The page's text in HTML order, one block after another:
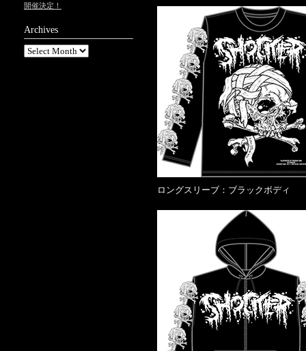
ロングスリーブ：ブラックボディ
開催決定！
Archives